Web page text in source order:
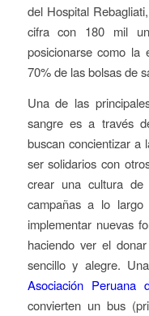
del Hospital
cifra con 180 mil
posicionarse como la
70% de las bolsas de
Una de las
sangre es a través
buscan concientizar a
ser solidarios con
crear una cultura de
campañas a lo
implementar nuevas
haciendo ver el
sencillo y alegre.
Asociación Peruana
convierten un bus